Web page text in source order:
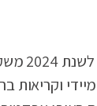
וקריאות